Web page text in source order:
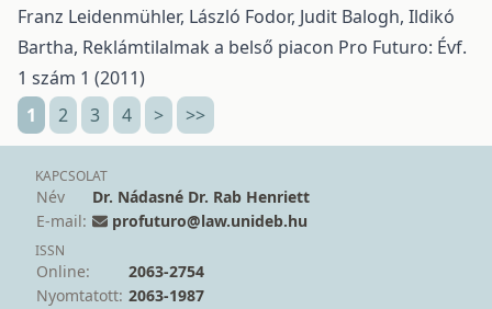
Franz Leidenmühler, László Fodor, Judit Balogh, Ildikó
Bartha, Reklámtilalmak a belső piacon Pro Futuro: Évf.
1 szám 1 (2011)
1
2 3 4 > >>
KAPCSOLAT
Név
Dr. Nádasné Dr. Rab Henriett
E-mail:
profuturo@law.unideb.hu
ISSN
Online:
2063-2754
Nyomtatott: 2063-1987